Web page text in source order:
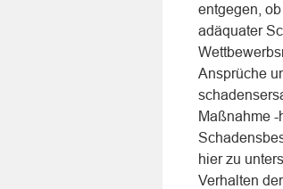
entgegen,
adäquater
Ansprüche
Maßnahme
hier zu
Verhalten